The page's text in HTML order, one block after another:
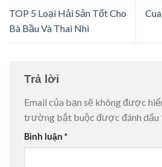
TOP 5 Loại Hải Sản Tốt Cho
Bà Bầu Và Thai Nhi
Trả lời
Email của bạn sẽ không được
trường bắt buộc được đánh dấu
Bình luận *